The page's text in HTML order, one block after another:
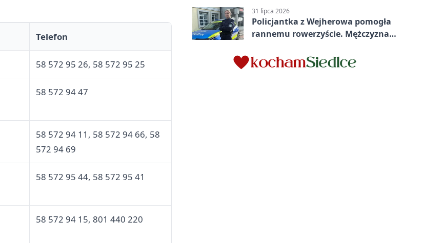
Telefon
58 572 95 26, 58 572 95 25
58 572 94 47
58 572 94 11, 58 572 94 66, 58
572 94 69
58 572 95 44, 58 572 95 41
58 572 94 15, 801 440 220
31 lipca 2026
Policjantka z Wejherowa pomogła
rannemu rowerzyście. Mężczyzna